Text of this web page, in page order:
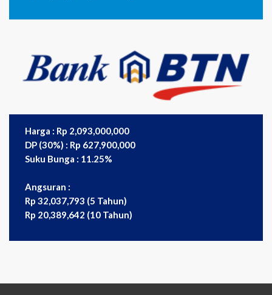
Harga : Rp 2,093,000,000
DP (30%) : Rp 627,900,000
Suku Bunga : 11.25%
Angsuran :
Rp 32,037,793 (5 Tahun)
Rp 20,389,642 (10 Tahun)